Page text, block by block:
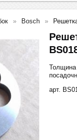
Bosch
арт.